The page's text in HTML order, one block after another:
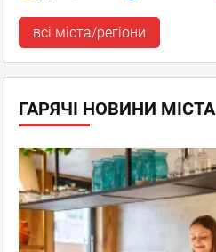
всі міста/регіони
ГАРЯЧІ НОВИНИ МІСТА